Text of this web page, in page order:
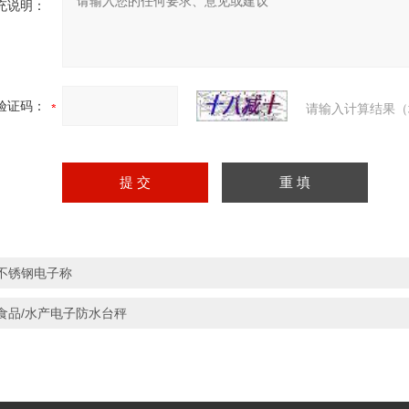
说明：
证码： 请输入计算结果
锈钢电子称
品/水产电子防水台秤